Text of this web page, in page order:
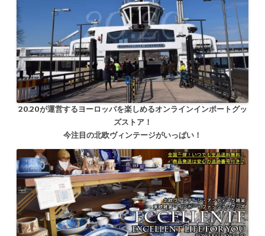
20.20が運営するヨーロッパを楽しめるオンラインインポートグッ
ズストア！
今注目の北欧ヴィンテージがいっぱい！